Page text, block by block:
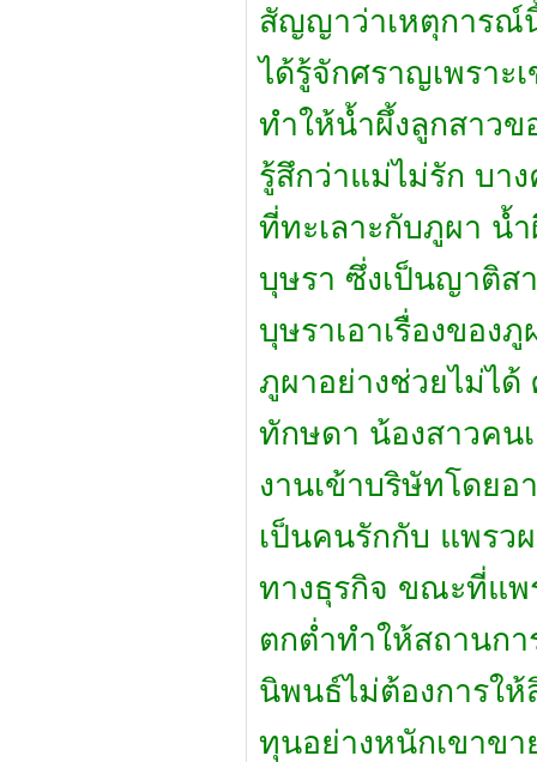
สัญญาว่าเหตุการณ์
ได้รู้จักศราญเพราะ
ทำให้น้ำผึ้งลูกสาวข
รู้สึกว่าแม่ไม่รัก บา
ที่ทะเลาะกับภูผา น้
บุษรา ซึ่งเป็นญาติส
บุษราเอาเรื่องของ
ภูผาอย่างช่วยไม่ไ
ทักษดา น้องสาวคน
งานเข้าบริษัทโดย
เป็นคนรักกับ แพรว
ทางธุรกิจ ขณะที่แพ
ตกต่ำทำให้สถานก
นิพนธ์ไม่ต้องการให้
ทุนอย่างหนักเขาข